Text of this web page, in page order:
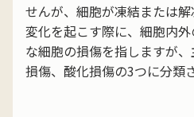
せんが、細胞が凍結または
変化を起こす際に、細胞内
な細胞の損傷を指しますが
損傷、酸化損傷の3つに分類